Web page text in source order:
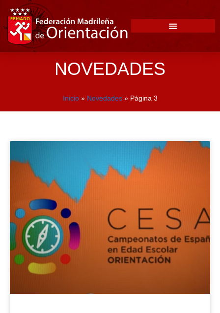
NOVEDADES
Inicio» Novedades» Página 3